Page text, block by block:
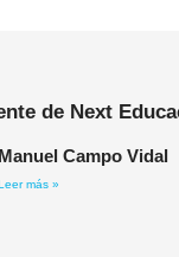
de Next
Manuel Campo Vidal
más »